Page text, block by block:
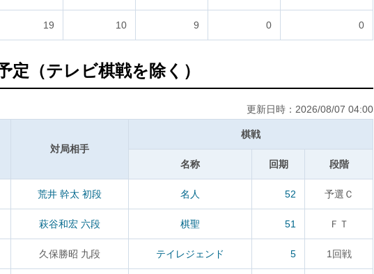
19 10 9 0 0
定（テレビ棋戦を除く）
更新日時：2026/08/07 04:00
対局相手
棋戦
名称 回期 段階
荒井 幹太 初段 名人 52 予選Ｃ
萩谷和宏 六段 棋聖 51 ＦＴ
久保勝昭 九段 テイレジェンド 5 1回戦